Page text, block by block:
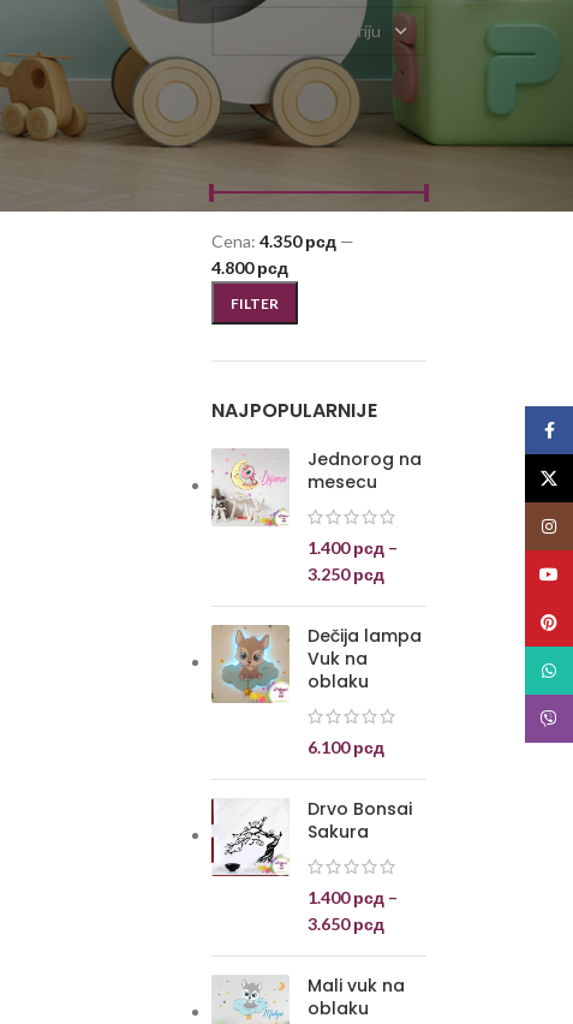
Odaberite kategoriju
FILTRIRAJ PO CENI
FILTER
Cena:4.350 рсд —
4.800 рсд
NAJPOPULARNIJE
Jednorog na
mesecu
1.400рсд –
3.250рсд
Dečija lampa
Vuk na
oblaku
6.100рсд
Drvo Bonsai
Sakura
1.400рсд –
3.650рсд
Mali vuk na
oblaku
Viber